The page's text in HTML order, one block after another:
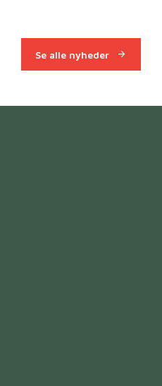
Se alle nyheder